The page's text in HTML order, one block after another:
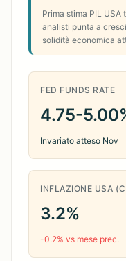
Prima stima PIL
analisti punta a
solidità economica
FED FUNDS RATE
4.75-
Invariato atteso Nov
INFLAZIONE USA
3.2%
-0.2% vs mese prec.